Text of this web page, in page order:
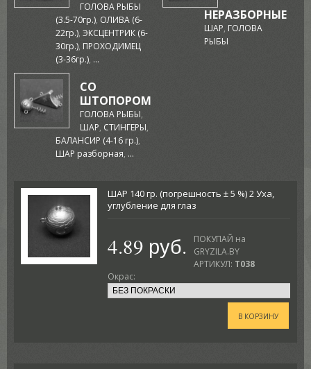
ГОЛОВА РЫБЫ
(3.5-70гр.), ОЛИВА (6-
22гр.), ЭКСЦЕНТРИК (6-
30гр.), ПРОХОДИМЕЦ
(3-36гр.), ...
НЕРАЗБОРНЫЕ
ШАР, ГОЛОВА
РЫБЫ
СО
ШТОПОРОМ
ГОЛОВА РЫБЫ,
ШАР, СТИНГЕРЫ,
БАЛАНСИР (4-16 гр.),
ШАР разборная, ...
ШАР 140 гр. (погрешность ± 5 %) 2 Уха,
углубление для глаз
4.89 руб.
ПОКУПАЙ на
GRYZILA.BY
АРТИКУЛ: T038
Окрас:
В КОРЗИНУ